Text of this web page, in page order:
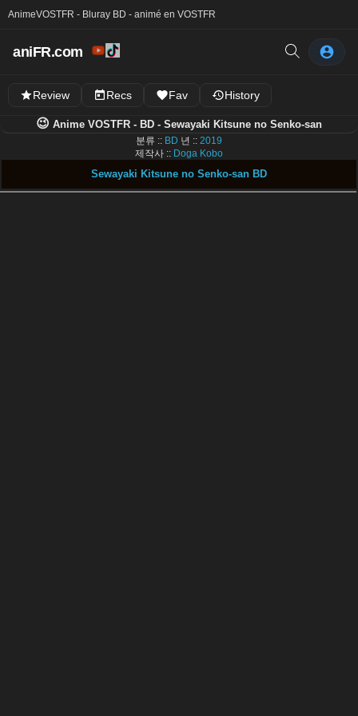
AnimeVOSTFR - Bluray BD - animé en VOSTFR
aniFR.com
Review Recs Fav History
😉 Anime VOSTFR - BD - Sewayaki Kitsune no Senko-san
분류 :: BD 년 :: 2019
제작사 :: Doga Kobo
Sewayaki Kitsune no Senko-san BD